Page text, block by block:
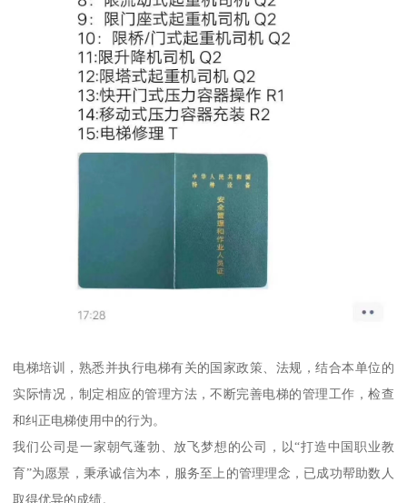
电梯培训，熟悉并执行电梯有关的国家政策、法规，结合本单位的
实际情况，制定相应的管理方法，不断完善电梯的管理工作，检查
和纠正电梯使用中的行为。
我们公司是一家朝气蓬勃、放飞梦想的公司，以“打造中国职业教
育”为愿景，秉承诚信为本，服务至上的管理理念，已成功帮助数人
取得优异的成绩。